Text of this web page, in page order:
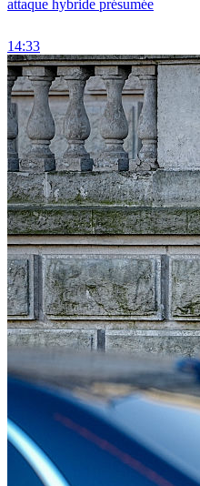
attaque hybride présumée
14:33